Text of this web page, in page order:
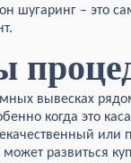
шугаринг – это
вывесках
когда это
или
развиться